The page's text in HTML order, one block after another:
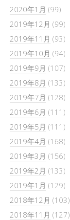
2020年1月 (99)
2019年12月 (99)
2019年11月 (93)
2019年10月 (94)
2019年9月 (107)
2019年8月 (133)
2019年7月 (128)
2019年6月 (111)
2019年5月 (111)
2019年4月 (168)
2019年3月 (156)
2019年2月 (133)
2019年1月 (129)
2018年12月 (103)
2018年11月 (127)